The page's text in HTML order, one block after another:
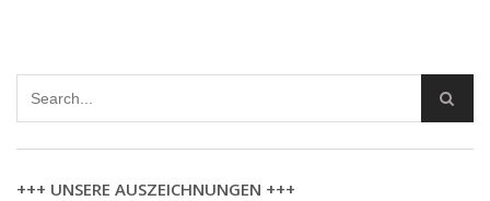
+++ UNSERE AUSZEICHNUNGEN +++